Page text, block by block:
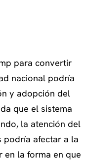
para convertir
nacional podría
y adopción del
que el sistema
la atención del
podría afectar a la
en la forma en que